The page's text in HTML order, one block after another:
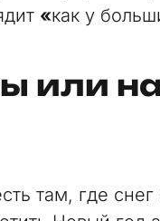
«как у
или
там, где снег